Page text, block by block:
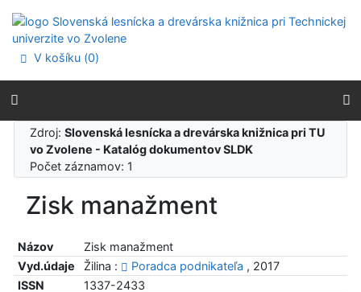
Prejsť na menu
Prehlásenie o webovej prístupnosti
V košíku (0)
Zdroj:Slovenská lesnícka a drevárska knižnica pri TU
vo Zvolene - Katalóg dokumentov SLDK
Počet záznamov: 1
Zisk manažment
Názov
Zisk manažment
Vyd.údaje
Žilina : Poradca podnikateľa , 2017
ISSN
1337-2433